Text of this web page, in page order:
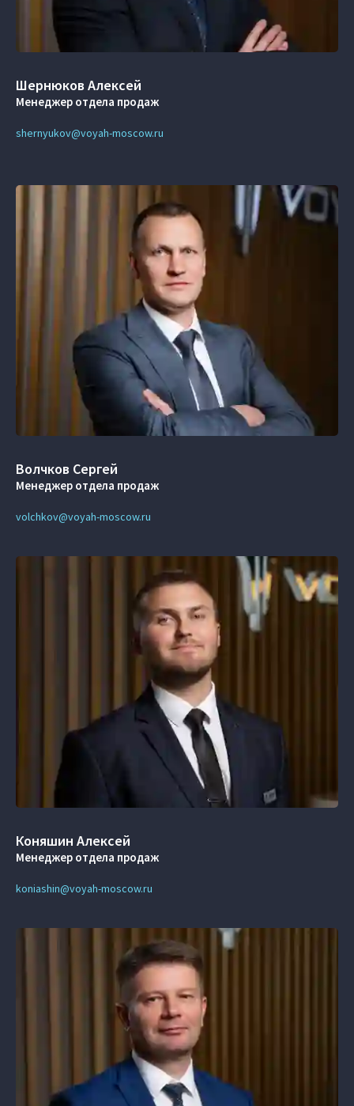
Шернюков Алексей
Менеджер отдела продаж
shernyukov@voyah-moscow.ru
Волчков Сергей
Менеджер отдела продаж
volchkov@voyah-moscow.ru
Коняшин Алексей
Менеджер отдела продаж
koniashin@voyah-moscow.ru